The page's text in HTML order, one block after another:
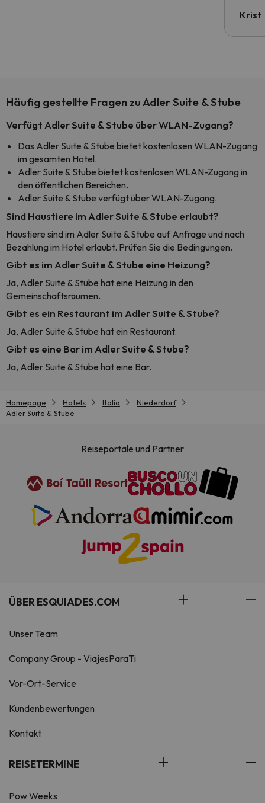
Krist
Häufig gestellte Fragen zu Adler Suite & Stube
Verfügt Adler Suite & Stube über WLAN-Zugang?
Das Adler Suite & Stube bietet kostenlosen WLAN-Zugang
im gesamten Hotel.
Adler Suite & Stube bietet kostenlosen WLAN-Zugang in
den öffentlichen Bereichen.
Adler Suite & Stube verfügt über WLAN-Zugang.
Sind Haustiere im Adler Suite & Stube erlaubt?
Haustiere sind im Adler Suite & Stube auf Anfrage und nach
Bezahlung im Hotel erlaubt. Prüfen Sie die Bedingungen.
Gibt es im Adler Suite & Stube eine Heizung?
Ja, Adler Suite & Stube hat eine Heizung in den
Gemeinschaftsräumen.
Gibt es ein Restaurant im Adler Suite & Stube?
Ja, Adler Suite & Stube hat ein Restaurant.
Gibt es eine Bar im Adler Suite & Stube?
Ja, Adler Suite & Stube hat eine Bar.
Homepage Hotels Italia
Niederdorf
Adler Suite & Stube
Reiseportale und Partner
ÜBER ESQUIADES.COM
Unser Team
Company Group - ViajesParaTi
Vor-Ort-Service
Kundenbewertungen
Kontakt
REISETERMINE
Pow Weeks